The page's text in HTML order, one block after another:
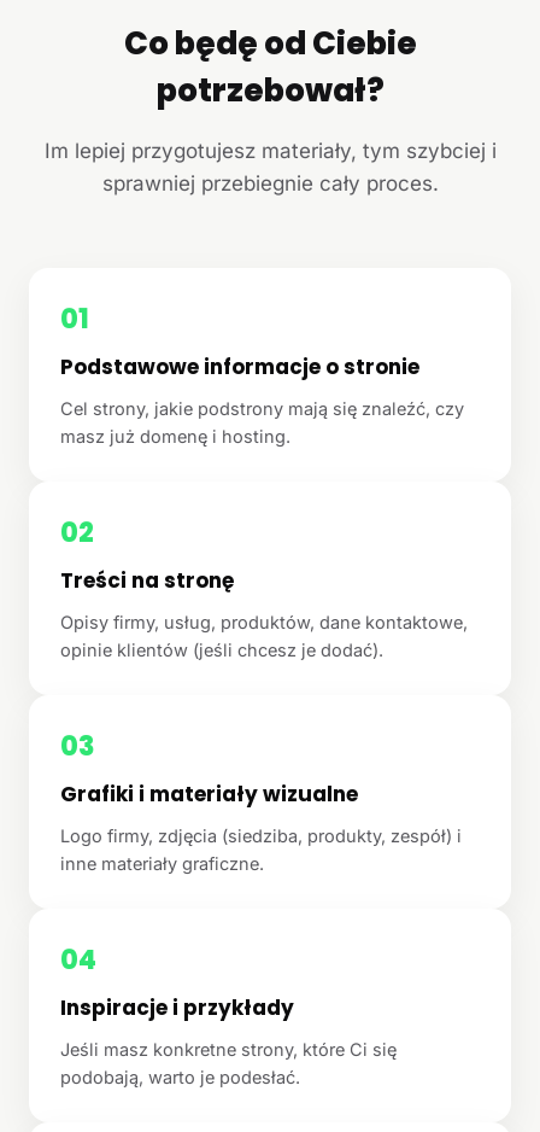
Co będę od Ciebie
potrzebował?
Im lepiej przygotujesz materiały, tym szybciej i
sprawniej przebiegnie cały proces.
01
Podstawowe informacje o stronie
Cel strony, jakie podstrony mają się znaleźć, czy
masz już domenę i hosting.
02
Treści na stronę
Opisy firmy, usług, produktów, dane kontaktowe,
opinie klientów (jeśli chcesz je dodać).
03
Grafiki i materiały wizualne
Logo firmy, zdjęcia (siedziba, produkty, zespół) i
inne materiały graficzne.
04
Inspiracje i przykłady
Jeśli masz konkretne strony, które Ci się
podobają, warto je podesłać.